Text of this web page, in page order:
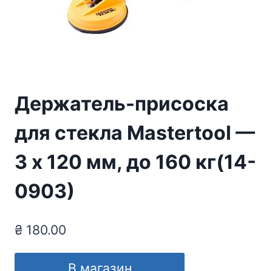
Держатель-присоска
для стекла Mastertool —
3 х 120 мм, до 160 кг(14-
0903)
₴ 180.00